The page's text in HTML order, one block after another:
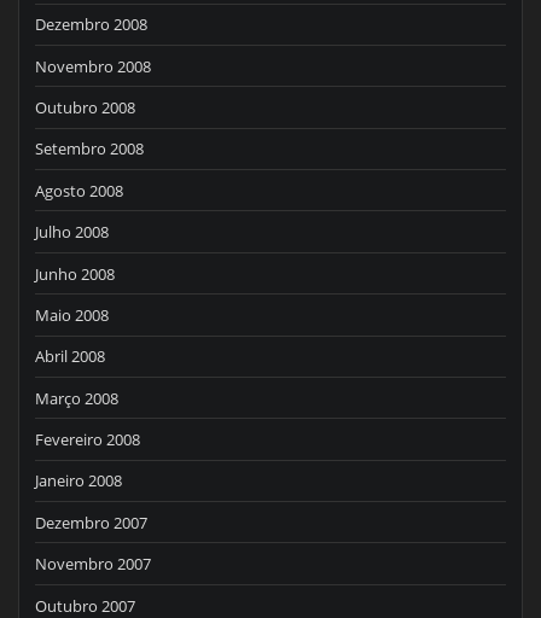
Dezembro 2008
Novembro 2008
Outubro 2008
Setembro 2008
Agosto 2008
Julho 2008
Junho 2008
Maio 2008
Abril 2008
Março 2008
Fevereiro 2008
Janeiro 2008
Dezembro 2007
Novembro 2007
Outubro 2007